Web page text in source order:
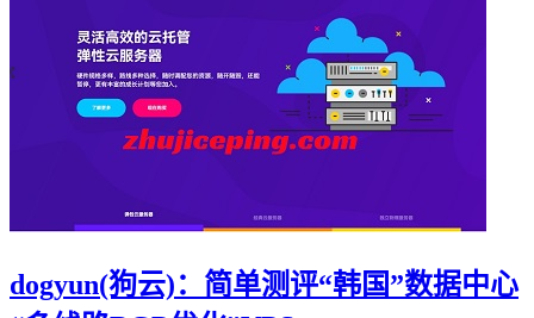
dogyun(狗云)：简单测评“韩国”数据中心